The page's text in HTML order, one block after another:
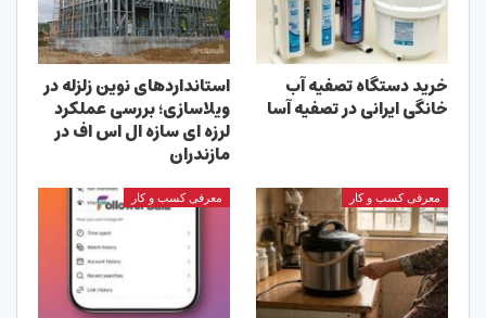
خرید دستگاه تصفیه آب
خانگی ایرانی در تصفیه آسا
استانداردهای نوین زلزله در
ویلاسازی؛ بررسی عملکرد
لرزه ای سازه ال اس اف در
مازندران
معرفی کسب و کار معرفی کسب و کار